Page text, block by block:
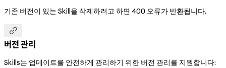
기존 버전이 있는 Skill을 삭제하려고 하면 400 오류가 반환됩니다.

버전 관리
Skills는 업데이트를 안전하게 관리하기 위한 버전 관리를 지원합니다: